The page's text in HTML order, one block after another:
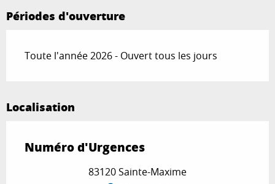
Périodes d'ouverture
Toute l'année 2026 - Ouvert tous les jours
Localisation
Numéro d'Urgences
83120 Sainte-Maxime